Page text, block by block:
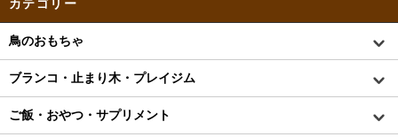
カテゴリー
鳥のおもちゃ
ブランコ・止まり木・プレイジム
ご飯・おやつ・サプリメント